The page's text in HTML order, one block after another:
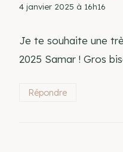
4 janvier 2025 à 16h16
Je te souhaite une
2025 Samar ! Gros
Répondre